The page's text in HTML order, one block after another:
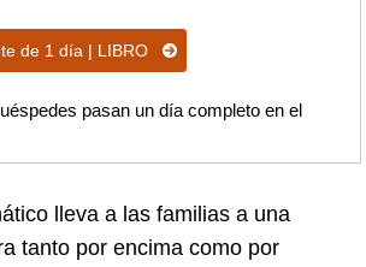
de 1 día | LIBRO
pasan un día completo en el
lleva a las familias a una
tanto por encima como por